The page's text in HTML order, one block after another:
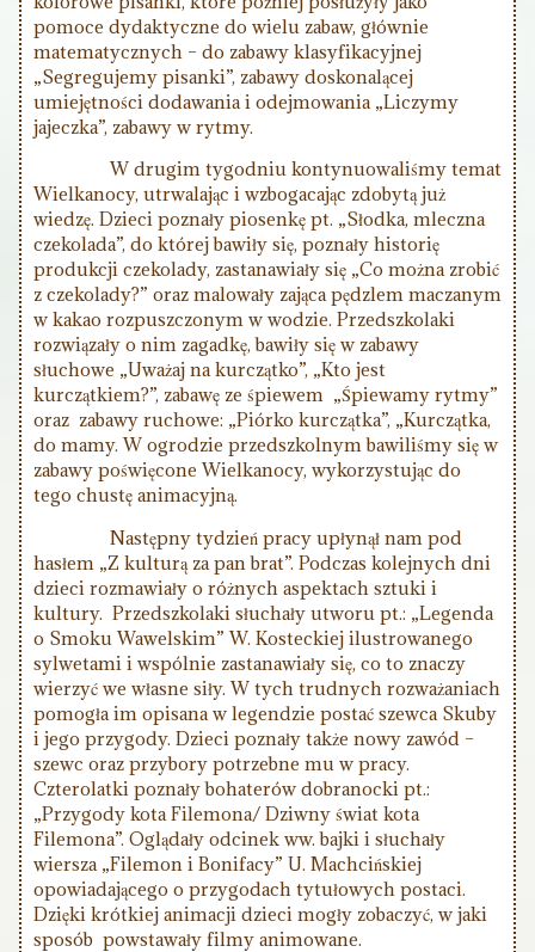
pomoce dydaktyczne do wielu zabaw, głównie
matematycznych – do zabawy klasyfikacyjnej
„Segregujemy pisanki”, zabawy doskonalącej
umiejętności dodawania i odejmowania „Liczymy
jajeczka”, zabawy w rytmy.
W drugim tygodniu kontynuowaliśmy temat
Wielkanocy, utrwalając i wzbogacając zdobytą już
wiedzę. Dzieci poznały piosenkę pt. „Słodka, mleczna
czekolada”, do której bawiły się, poznały historię
produkcji czekolady, zastanawiały się „Co można zrobić
z czekolady?” oraz malowały zająca pędzlem maczanym
w kakao rozpuszczonym w wodzie. Przedszkolaki
rozwiązały o nim zagadkę, bawiły się w zabawy
słuchowe „Uważaj na kurczątko”, „Kto jest
kurczątkiem?”, zabawę ze śpiewem „Śpiewamy rytmy”
oraz zabawy ruchowe: „Piórko kurczątka”, „Kurczątka,
do mamy. W ogrodzie przedszkolnym bawiliśmy się w
zabawy poświęcone Wielkanocy, wykorzystując do
tego chustę animacyjną.
Następny tydzień pracy upłynął nam pod
hasłem „Z kulturą za pan brat”. Podczas kolejnych dni
dzieci rozmawiały o różnych aspektach sztuki i
kultury. Przedszkolaki słuchały utworu pt.: „Legenda
o Smoku Wawelskim” W. Kosteckiej ilustrowanego
sylwetami i wspólnie zastanawiały się, co to znaczy
wierzyć we własne siły. W tych trudnych rozważaniach
pomogła im opisana w legendzie postać szewca Skuby
i jego przygody. Dzieci poznały także nowy zawód –
szewc oraz przybory potrzebne mu w pracy.
Czterolatki poznały bohaterów dobranocki pt.:
„Przygody kota Filemona/ Dziwny świat kota
Filemona”. Oglądały odcinek ww. bajki i słuchały
wiersza „Filemon i Bonifacy” U. Machcińskiej
opowiadającego o przygodach tytułowych postaci.
Dzięki krótkiej animacji dzieci mogły zobaczyć, w jaki
sposób powstawały filmy animowane.